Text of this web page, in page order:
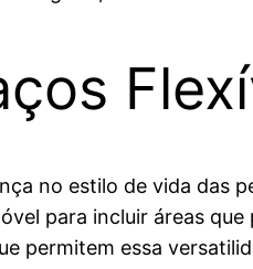
no estilo de vida das
para incluir áreas
permitem essa